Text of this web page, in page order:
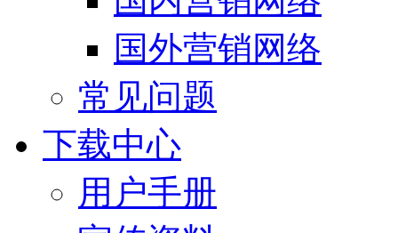
国外营销网络
常见问题
下载中心
用户手册